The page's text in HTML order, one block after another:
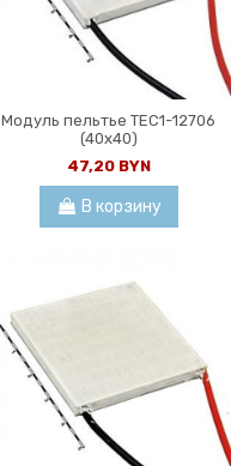
Модуль пельтье TEC1-12706
(40x40)
47,20 BYN
В корзину